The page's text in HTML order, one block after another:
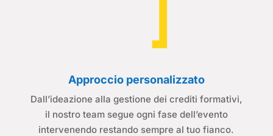
Approccio personalizzato
Dall’ideazione alla gestione dei crediti formativi,
il nostro team segue ogni fase dell’evento
intervenendo restando sempre al tuo fianco.